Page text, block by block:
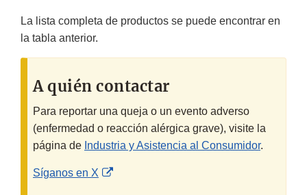
La lista completa de productos se puede encontrar en
la tabla anterior.
A quién contactar
Para reportar una queja o un evento adverso
(enfermedad o reacción alérgica grave), visite la
página de Industria y Asistencia al Consumidor.
Síganos en X
External